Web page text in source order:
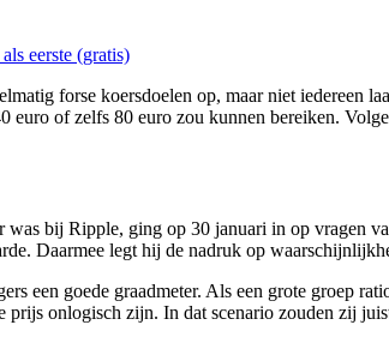
eerste (gratis)
forse koersdoelen op, maar niet
euro of zelfs 80 euro zou kunnen bereiken.
was bij Ripple, ging op 30 januari in op vragen
Daarmee legt hij de nadruk op
een goede graadmeter. Als een grote groep
prijs onlogisch zijn. In dat scenario zouden zij